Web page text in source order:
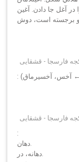
برجسته است، دوش
فارسجا - قشقایی
آخس، آخسيرماق)
فارسجا - قشقایی
: